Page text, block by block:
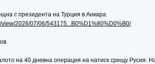
с президента на Турция в Анкара
view/2026/07/06/543175...B0%D1%80%D0%B0/
на 40 дневна операция на натиск срещу Русия.